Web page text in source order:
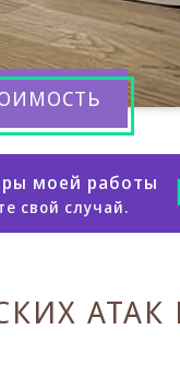
моей работы
свой случай.
АТАК